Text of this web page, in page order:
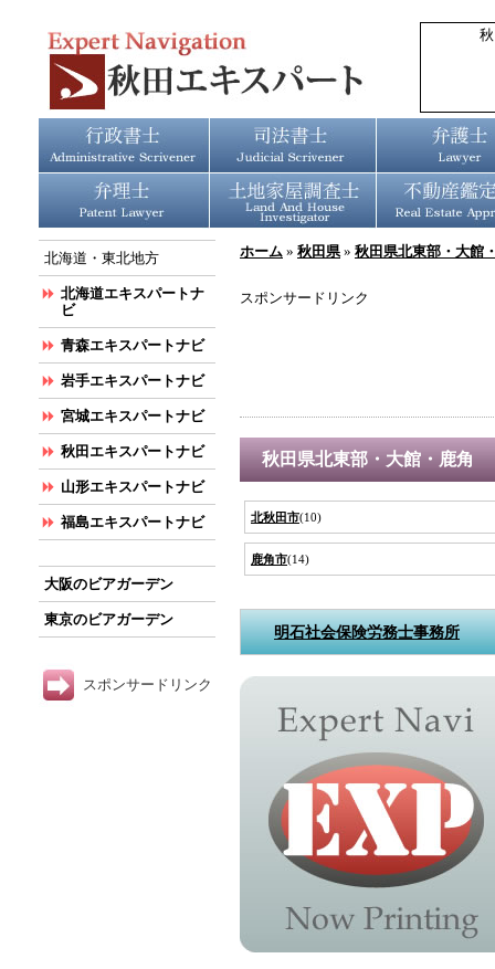
ホーム » 秋田県» 秋田県北東部・大館
スポンサードリンク
秋田県北東部・大館・鹿角
北秋田市(10)
鹿角市(14)
明石社会保険労務士事務所
北海道・東北地方
北海道エキスパートナ
ビ
青森エキスパートナビ
岩手エキスパートナビ
宮城エキスパートナビ
秋田エキスパートナビ
山形エキスパートナビ
福島エキスパートナビ
大阪のビアガーデン
東京のビアガーデン
スポンサードリンク